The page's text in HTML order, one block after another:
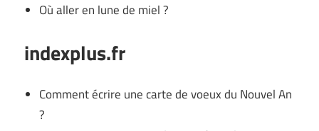
Où aller en lune de miel ?
indexplus.fr
Comment écrire une carte de voeux du Nouvel An
?